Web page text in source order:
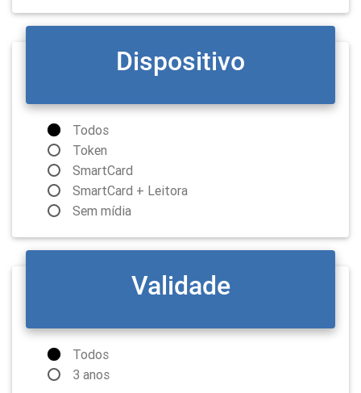
Dispositivo
Todos
Token
SmartCard
SmartCard + Leitora
Sem mídia
Validade
Todos
3 anos